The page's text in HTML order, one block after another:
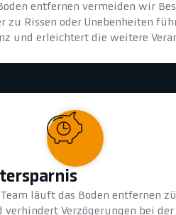
entfernen vermeiden wir
zu Rissen oder Unebenheiten
und erleichtert die weitere
läuft das Boden entfernen
verhindert Verzögerungen bei